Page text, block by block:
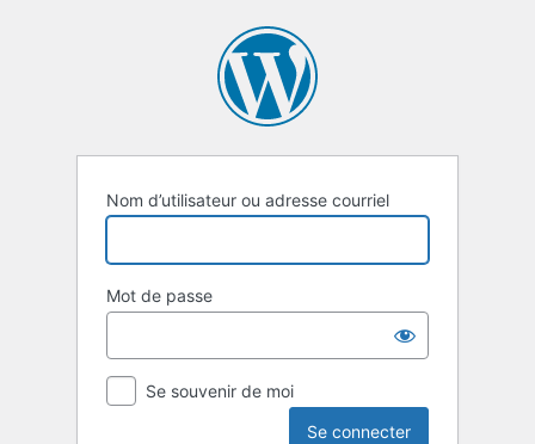
Nom d’utilisateur ou adresse courriel
Mot de passe
Se souvenir de moi